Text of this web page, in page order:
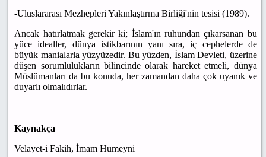
-Uluslararası Mezhepleri Yakınlaştırma Birliği'nin tesisi (1989).
Ancak hatırlatmak gerekir ki; İslam'ın ruhundan çıkarsanan bu
yüce idealler, dünya istikbarının yanı sıra, iç cephelerde de
büyük manialarla yüzyüzedir. Bu yüzden, İslam Devleti, üzerine
düşen sorumlulukların bilincinde olarak hareket etmeli, dünya
Müslümanları da bu konuda, her zamandan daha çok uyanık ve
duyarlı olmalıdırlar.
Kaynakça
Velayet-i Fakih, İmam Humeyni